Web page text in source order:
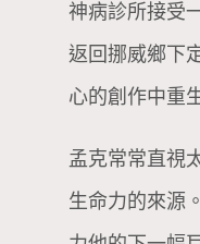
神病診所接受
返回挪威鄉下
心的創作中重
孟克常常直視
生命力的來源